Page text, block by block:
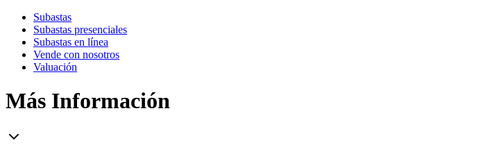
Subastas
Subastas presenciales
Subastas en línea
Vende con nosotros
Valuación
Más Información